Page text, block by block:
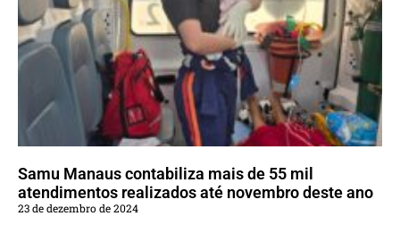
Samu Manaus contabiliza mais de 55 mil
atendimentos realizados até novembro deste ano
23 de dezembro de 2024